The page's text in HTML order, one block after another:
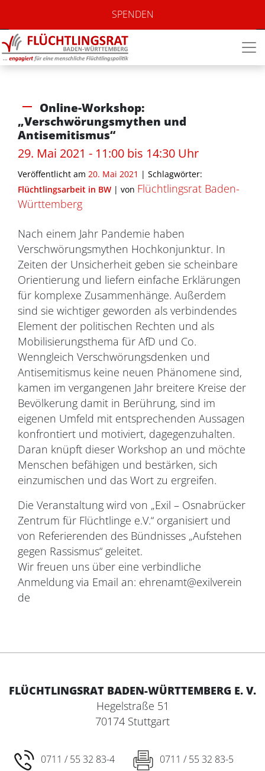
SPENDEN
Online-Workshop:
„Verschwörungsmythen und
Antisemitismus“
29. Mai 2021 - 11:00 bis 14:30 Uhr
Veröffentlicht am 20. Mai 2021 | Schlagwörter:
Flüchtlingsarbeit in BW | von Flüchtlingsrat Baden-
Württemberg
Nach einem Jahr Pandemie haben
Verschwörungsmythen Hochkonjunktur. In
Zeiten der Unsicherheit geben sie scheinbare
Orientierung und liefern einfache Erklärungen
für komplexe Zusammenhänge. Außerdem
sind sie wichtiger geworden als verbindendes
Element der politischen Rechten und als
Mobilisierungsthema für AfD und Co.
Wenngleich Verschwörungsdenken und
Antisemitismus keine neuen Phänomene sind,
kamen im vergangenen Jahr breitere Kreise der
Bevölkerung damit in Berührung, sind im
eigenen Umfeld mit entsprechenden Aussagen
konfrontiert und motiviert, dagegenzuhalten.
Daran knüpft dieser Workshop an und möchte
Menschen befähigen und bestärken, sich
einzumischen und das Wort zu ergreifen.
Die Veranstaltung wird von „Exil – Osnabrücker
Zentrum für Flüchtlinge e.V.“ organisiert und
von Referierenden des Bündnisses „Aufstehen
gegen Rassismus“ geleitet.
Wir freuen uns über eine verbindliche
Anmeldung via Email an: ehrenamt@exilverein
de
FLÜCHTLINGSRAT BADEN-WÜRTTEMBERG E. V.
Hegelstraße 51
70174 Stuttgart
0711 / 55 32 83-4 0711 / 55 32 83-5